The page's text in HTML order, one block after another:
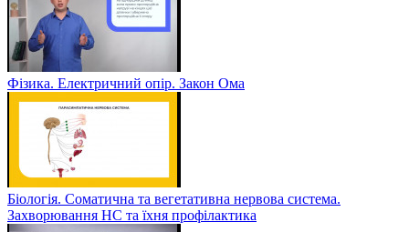
Фізика. Електричний опір. Закон Ома
Біологія. Соматична та вегетативна нервова система.
Захворювання НС та їхня профілактика